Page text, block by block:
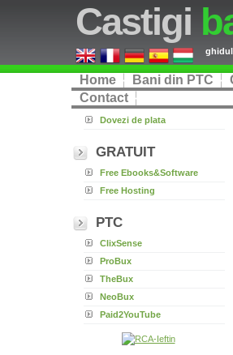
Castigi
Home Bani din PTC
Contact
Dovezi de plata
GRATUIT
Free Ebooks&Software
Free Hosting
PTC
ClixSense
ProBux
TheBux
NeoBux
Paid2YouTube